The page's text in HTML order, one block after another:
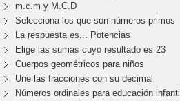
m.c.m y M.C.D
Selecciona los que son números primos
La respuesta es... Potencias
Elige las sumas cuyo resultado es 23
Cuerpos geométricos para niños
Une las fracciones con su decimal
Números ordinales para educación infantil